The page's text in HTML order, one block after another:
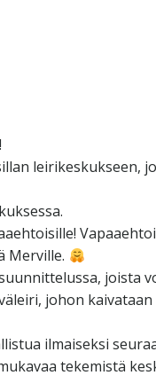
leirikeskukseen,
Merville.
joista
johon
ilmaiseksi
tekemistä